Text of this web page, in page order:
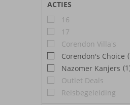
ACTIES
16
17
Corendon Villa's
Corendon's Choice
Nazomer Kanjers
Outlet Deals
Reisbegeleiding